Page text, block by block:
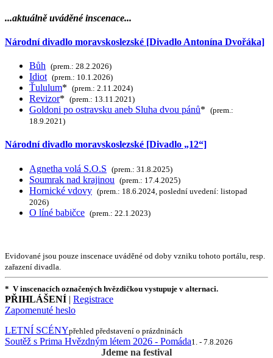
...aktuálně uváděné inscenace...
Národní divadlo moravskoslezské [Divadlo Antonína Dvořáka]
Bůh (prem.: 28.2.2026)
Idiot (prem.: 10.1.2026)
Ťululum* (prem.: 2.11.2024)
Revizor* (prem.: 13.11.2021)
Goldoni po ostravsku aneb Sluha dvou pánů* (prem.:
18.9.2021)
Národní divadlo moravskoslezské [Divadlo „12“]
Agnetha volá S.O.S (prem.: 31.8.2025)
Soumrak nad krajinou (prem.: 17.4.2025)
Hornické vdovy (prem.: 18.6.2024, poslední uvedení: listopad
2026)
O líné babičce (prem.: 22.1.2023)
Evidované jsou pouze inscenace uváděné od doby vzniku tohoto portálu, resp.
zařazení divadla.
* V inscenacích označených hvězdičkou vystupuje v alternaci.
PŘIHLÁŠENÍ | Registrace
Zapomenuté heslo
LETNÍ SCÉNYpřehled představení o prázdninách
Soutěž s Prima Hvězdným létem 2026 - Pomáda1. - 7.8.2026
Jdeme na festival